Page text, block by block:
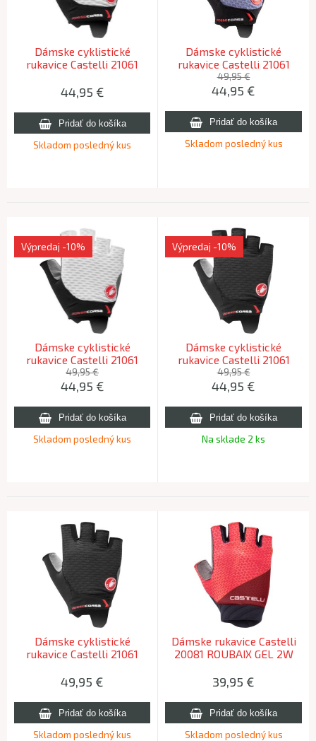
Dámske cyklistické
rukavice Castelli 21061
biela XS
44,95 €
Skladom posledný kus
Dámske cyklistické
rukavice Castelli 21061
ROSSO CORSA 2 W 420
morská modrá S
49,95 €
44,95 €
Skladom posledný kus
Dámske cyklistické
rukavice Castelli 21061
ROSSO CORSA 2 W 001
biela S
Výpredaj -10%
49,95 €
44,95 €
Skladom posledný kus
Dámske cyklistické
rukavice Castelli 21061
ROSSO CORSA 2 W 010
čierna S
Výpredaj -10%
49,95 €
44,95 €
Na sklade 2 ks
Dámske cyklistické
rukavice Castelli 21061
čierna L
49,95 €
Skladom posledný kus
Dámske rukavice Castelli
20081 ROUBAIX GEL 2W
39,95 €
Skladom posledný kus